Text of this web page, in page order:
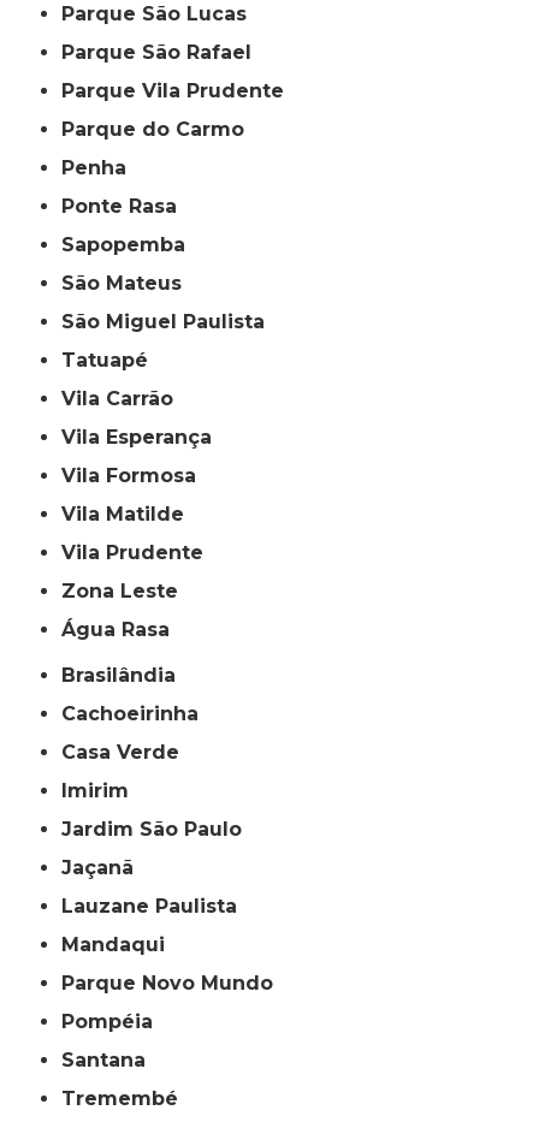
Parque São Lucas
Parque São Rafael
Parque Vila Prudente
Parque do Carmo
Penha
Ponte Rasa
Sapopemba
São Mateus
São Miguel Paulista
Tatuapé
Vila Carrão
Vila Esperança
Vila Formosa
Vila Matilde
Vila Prudente
Zona Leste
Água Rasa
Brasilândia
Cachoeirinha
Casa Verde
Imirim
Jardim São Paulo
Jaçanã
Lauzane Paulista
Mandaqui
Parque Novo Mundo
Pompéia
Santana
Tremembé